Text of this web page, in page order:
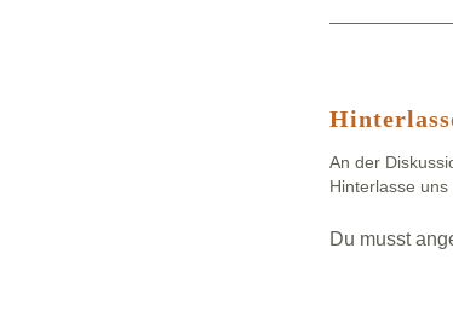
An der
Hinterlasse
Du musst